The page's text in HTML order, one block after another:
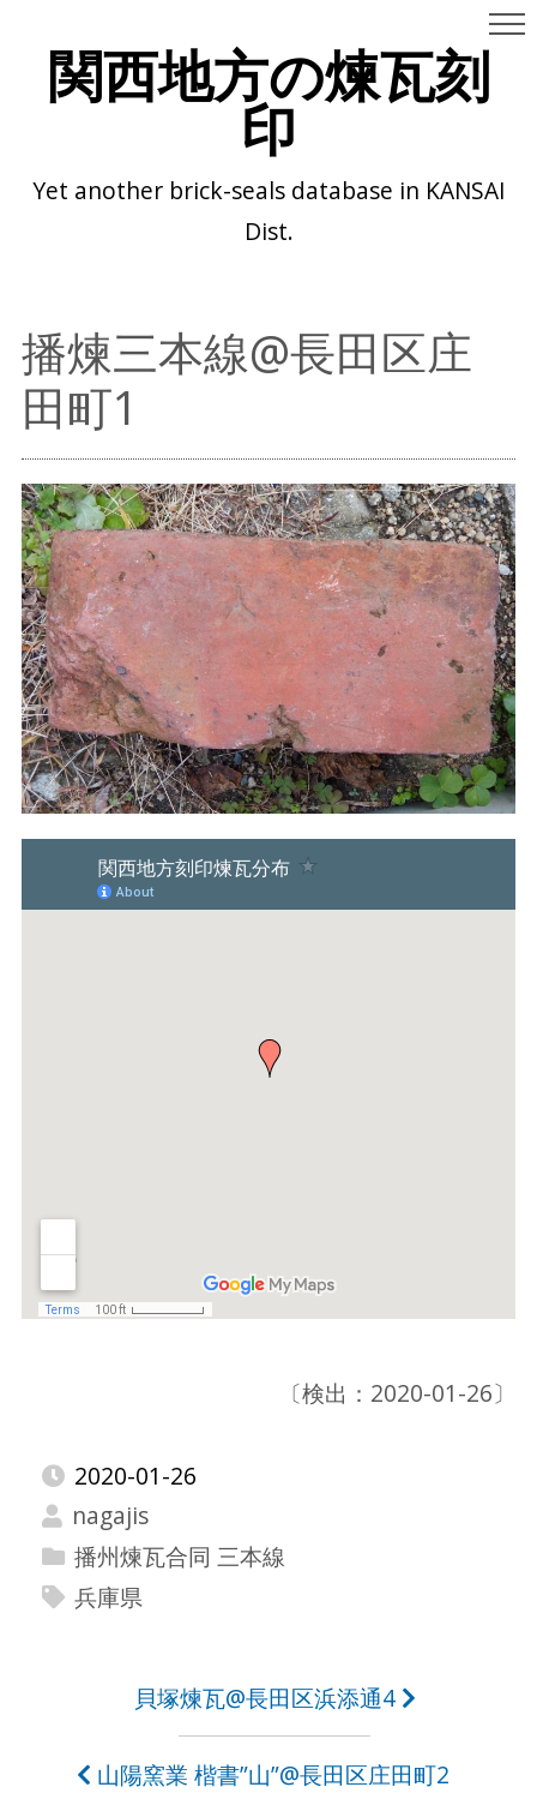
関西地方の煉瓦刻
印
Yet another brick-seals database in KANSAI
Dist.
播煉三本線@長田区庄
田町1
〔検出：2020-01-26〕
2020-01-26
nagajis
播州煉瓦合同 三本線
兵庫県
貝塚煉瓦@長田区浜添通4
山陽窯業 楷書”山”@長田区庄田町2